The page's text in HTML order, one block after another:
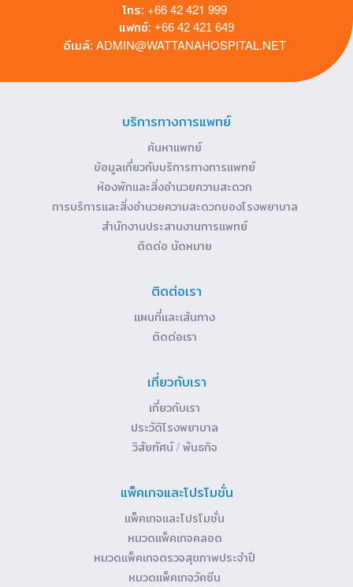
โทร: +66 42 421 999
แฟกซ์: +66 42 421 649
อีเมล์: ADMIN@WATTANAHOSPITAL.NET
บริการทางการแพทย์
ค้นหาแพทย์
ข้อมูลเกี่ยวกับบริการทางการแพทย์
ห้องพักและสิ่งอำนวยความสะดวก
การบริการและสิ่งอำนวยความสะดวกของโรงพยาบาล
สำนักงานประสานงานการแพทย์
ติดต่อ นัดหมาย
ติดต่อเรา
แผนที่และเส้นทาง
ติดต่อเรา
เกี่ยวกับเรา
เกี่ยวกับเรา
ประวัติโรงพยาบาล
วิสัยทัศน์ / พันธกิจ
แพ็คเกจและโปรโมชั่น
แพ็คเกจและโปรโมชั่น
หมวดแพ็คเกจคลอด
หมวดแพ็คเกจตรวจสุขภาพประจำปี
หมวดแพ็คเกจวัคซีน